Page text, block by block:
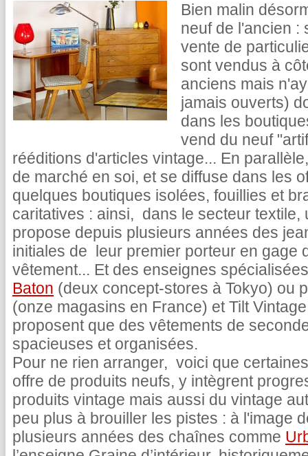
Bien malin
neuf de l'ancien :
vente de
sont vendus à
anciens mais
jamais ouverts)
dans les
vend du neuf
rééditions d'articles vintage... En
de marché en soi, et se diffuse dans les
quelques boutiques isolées, fouillies et
caritatives : ainsi, dans le secteur
propose depuis plusieurs années des
initiales de leur premier porteur en gage
vêtement... Et des enseignes
Baton (deux concept-stores à Tokyo) ou
(onze magasins en France) et Tilt
proposent que des vêtements de
spacieuses et organisées.
Pour ne rien arranger, voici que
offre de produits neufs, y intègrent
produits vintage mais aussi du vintage
peu plus à brouiller les pistes : à l'image
plusieurs années des chaînes comme